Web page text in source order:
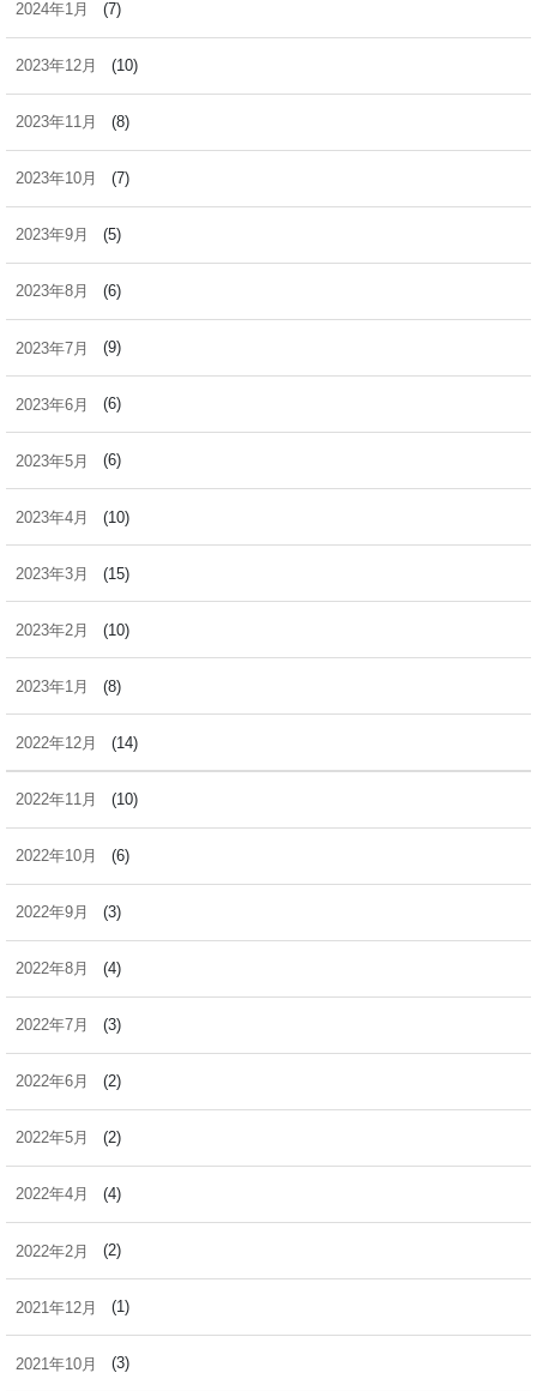
2024年1月 (7)
2023年12月 (10)
2023年11月 (8)
2023年10月 (7)
2023年9月 (5)
2023年8月 (6)
2023年7月 (9)
2023年6月 (6)
2023年5月 (6)
2023年4月 (10)
2023年3月 (15)
2023年2月 (10)
2023年1月 (8)
2022年12月 (14)
2022年11月 (10)
2022年10月 (6)
2022年9月 (3)
2022年8月 (4)
2022年7月 (3)
2022年6月 (2)
2022年5月 (2)
2022年4月 (4)
2022年2月 (2)
2021年12月 (1)
2021年10月 (3)